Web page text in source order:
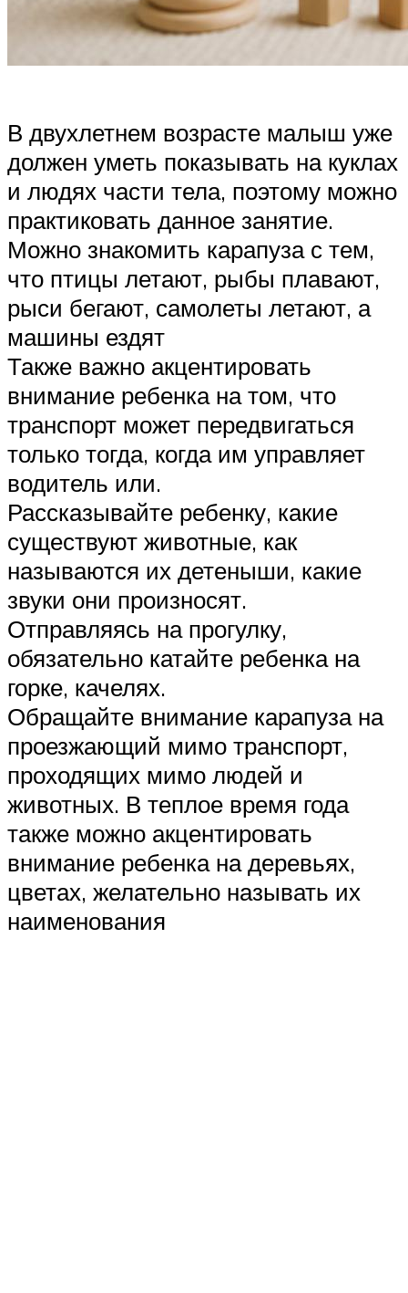
В двухлетнем возрасте малыш уже
должен уметь показывать на куклах
и людях части тела, поэтому можно
практиковать данное занятие.
Можно знакомить карапуза с тем,
что птицы летают, рыбы плавают,
рыси бегают, самолеты летают, а
машины ездят
Также важно акцентировать
внимание ребенка на том, что
транспорт может передвигаться
только тогда, когда им управляет
водитель или.
Рассказывайте ребенку, какие
существуют животные, как
называются их детеныши, какие
звуки они произносят.
Отправляясь на прогулку,
обязательно катайте ребенка на
горке, качелях.
Обращайте внимание карапуза на
проезжающий мимо транспорт,
проходящих мимо людей и
животных. В теплое время года
также можно акцентировать
внимание ребенка на деревьях,
цветах, желательно называть их
наименования